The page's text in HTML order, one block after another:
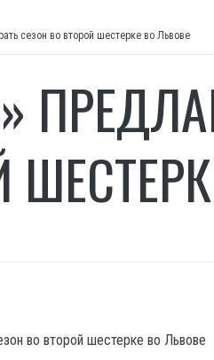
сезон во второй шестерке во Львове